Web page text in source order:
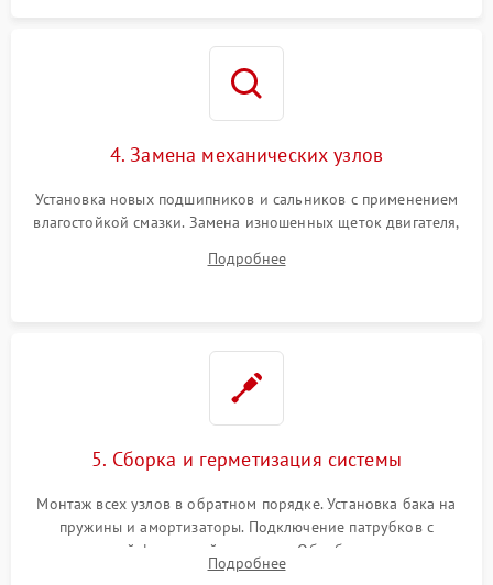
4. Замена механических узлов
Установка новых подшипников и сальников с применением
влагостойкой смазки. Замена изношенных щеток двигателя,
или поврежденной резиновой манжеты.
Подробнее
5. Сборка и герметизация системы
Монтаж всех узлов в обратном порядке. Установка бака на
пружины и амортизаторы. Подключение патрубков с
надежной фиксацией хомутами. Обработка стыков
герметиком для предотвращения возможных протечек воды.
Подробнее